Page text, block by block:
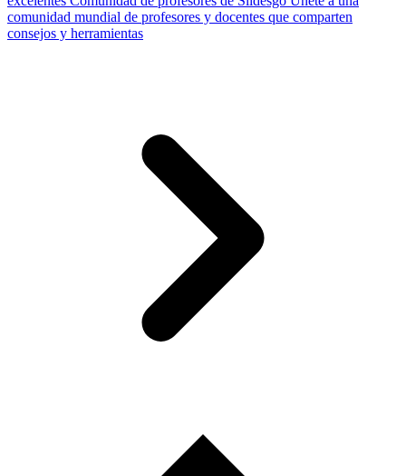
comunidad mundial de profesores y docentes que comparten
consejos y herramientas